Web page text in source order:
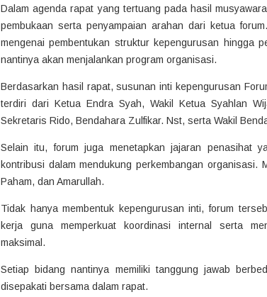
Dalam agenda rapat yang tertuang pada hasil
pembukaan serta penyampaian arahan dari ketua
mengenai pembentukan struktur kepengurusan hingga
nantinya akan menjalankan program organisasi.
Berdasarkan hasil rapat, susunan inti kepengurusan
terdiri dari Ketua Endra Syah, Wakil Ketua Syahlan
Sekretaris Rido, Bendahara Zulfikar. Nst, serta Wakil
Selain itu, forum juga menetapkan jajaran penasihat
kontribusi dalam mendukung perkembangan organisasi.
Paham, dan Amarullah.
Tidak hanya membentuk kepengurusan inti, forum
kerja guna memperkuat koordinasi internal serta
maksimal.
Setiap bidang nantinya memiliki tanggung jawab
disepakati bersama dalam rapat.